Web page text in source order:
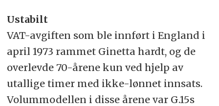
Ustabilt
VAT-avgiften som ble innført i England i
april 1973 rammet Ginetta hardt, og de
overlevde 70-årene kun ved hjelp av
utallige timer med ikke-lønnet innsats.
Volummodellen i disse årene var G.15s